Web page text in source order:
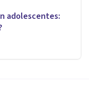
adolescentes: